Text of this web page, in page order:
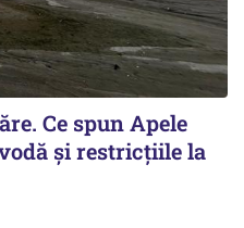
Ce spun Apele
și restricțiile la